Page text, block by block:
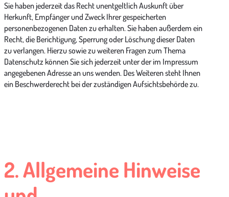
Sie haben jederzeit das Recht unentgeltlich Auskunft über
Herkunft, Empfänger und Zweck Ihrer gespeicherten
personenbezogenen Daten zu erhalten. Sie haben außerdem ein
Recht, die Berichtigung, Sperrung oder Löschung dieser Daten
zu verlangen. Hierzu sowie zu weiteren Fragen zum Thema
Datenschutz können Sie sich jederzeit unter der im Impressum
angegebenen Adresse an uns wenden. Des Weiteren steht Ihnen
ein Beschwerderecht bei der zuständigen Aufsichtsbehörde zu.
2. Allgemeine Hinweise